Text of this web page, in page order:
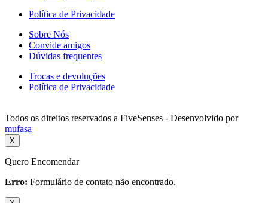
Política de Privacidade
Sobre Nós
Convide amigos
Dúvidas frequentes
Trocas e devoluções
Política de Privacidade
Todos os direitos reservados a FiveSenses - Desenvolvido por
mufasa
X
Quero Encomendar
Erro: Formulário de contato não encontrado.